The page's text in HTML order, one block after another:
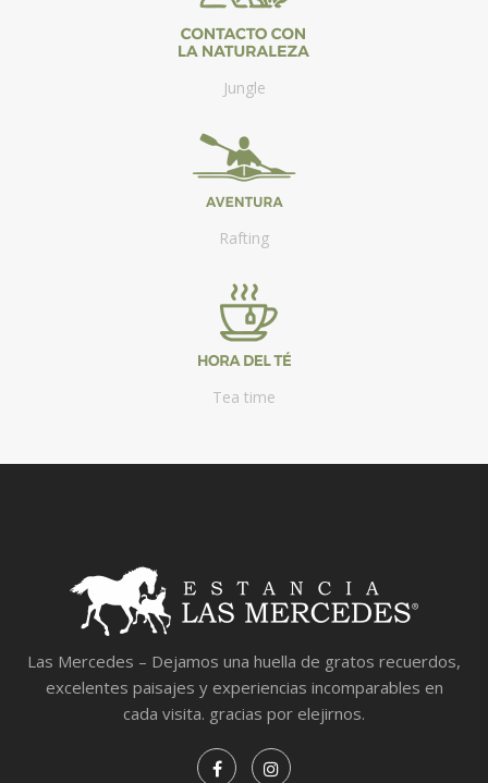
Jungle
Rafting
Tea time
Las Mercedes – Dejamos una huella de gratos recuerdos,
excelentes paisajes y experiencias incomparables en
cada visita. gracias por elejirnos.